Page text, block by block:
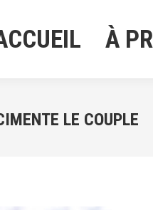
À
LE COUPLE
À